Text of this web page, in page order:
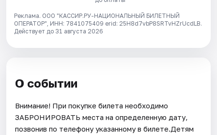
Реклама. ООО "КАССИР.РУ-НАЦИОНАЛЬНЫЙ БИЛЕТНЫЙ
ОПЕРАТОР", ИНН: 7841075409 erid: 25H8d7vbP8SRTvHZrUcdLB.
Действует до 31 августа 2026
О событии
Внимание! При покупке билета необходимо
ЗАБРОНИРОВАТЬ места на определенную дату,
позвонив по телефону указанному в билете.Детям